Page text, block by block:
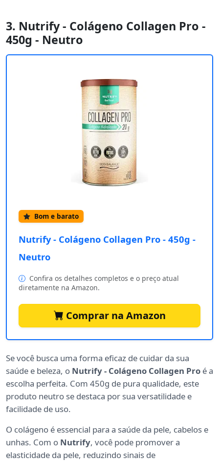
3. Nutrify - Colágeno Collagen Pro -
450g - Neutro
Bom e barato
Nutrify - Colágeno Collagen Pro - 450g -
Neutro
Confira os detalhes completos e o preço atual
diretamente na Amazon.
Comprar na Amazon
Se você busca uma forma eficaz de cuidar da sua
saúde e beleza, o Nutrify - Colágeno Collagen Pro é a
escolha perfeita. Com 450g de pura qualidade, este
produto neutro se destaca por sua versatilidade e
facilidade de uso.
O colágeno é essencial para a saúde da pele, cabelos e
unhas. Com o Nutrify, você pode promover a
elasticidade da pele, reduzindo sinais de